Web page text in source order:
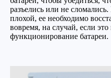
разъелись или не
плохой, ее необходимо
вовремя, на случай, если это
функционирование батареи.